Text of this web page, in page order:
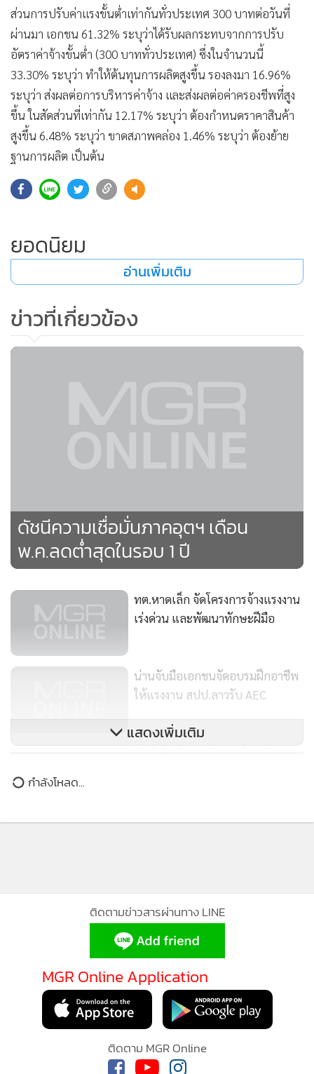
ส่วนการปรับค่าแรงขั้นต่ำเท่ากันทั่วประเทศ 300 บาทต่อวันที่
ผ่านมา เอกชน 61.32% ระบุว่าได้รับผลกระทบจากการปรับ
อัตราค่าจ้างขั้นต่ำ (300 บาททั่วประเทศ) ซึ่งในจำนวนนี้
33.30% ระบุว่า ทำให้ต้นทุนการผลิตสูงขึ้น รองลงมา 16.96%
ระบุว่า ส่งผลต่อการบริหารค่าจ้าง และส่งผลต่อค่าครองชีพที่สูง
ขึ้น ในสัดส่วนที่เท่ากัน 12.17% ระบุว่า ต้องกำหนดราคาสินค้า
สูงขึ้น 6.48% ระบุว่า ขาดสภาพคล่อง 1.46% ระบุว่า ต้องย้าย
ฐานการผลิต เป็นต้น
ยอดนิยม
อ่านเพิ่มเติม
ข่าวที่เกี่ยวข้อง
ดัชนีความเชื่อมั่นภาคอุตฯ เดือน
พ.ค.ลดต่ำสุดในรอบ 1 ปี
ทต.หาดเล็ก จัดโครงการจ้างแรงงาน
เร่งด่วน และพัฒนาทักษะฝีมือ
น่านจับมือเอกชนจัดอบรมฝึกอาชีพ
แสดงเพิ่มเติม
กำลังโหลด...
ติดตามข่าวสารผ่านทาง LINE
MGR Online Application
ติดตาม MGR Online